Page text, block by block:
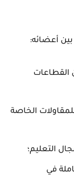
أعضائه:
القطاعات
الخاصة
التعليم؛
في